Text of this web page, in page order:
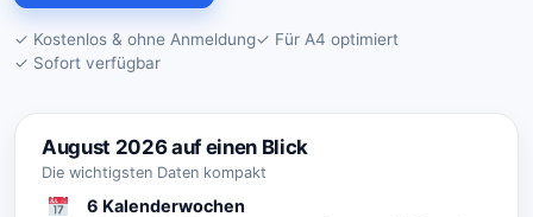
✓ Kostenlos & ohne Anmeldung✓ Für A4 optimiert
✓ Sofort verfügbar
August 2026 auf einen Blick
Die wichtigsten Daten kompakt
6 Kalenderwochen